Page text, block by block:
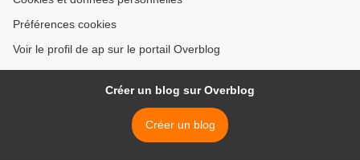
Préférences cookies
Voir le profil de ap sur le portail Overblog
Créer un blog sur Overblog
Créer un blog